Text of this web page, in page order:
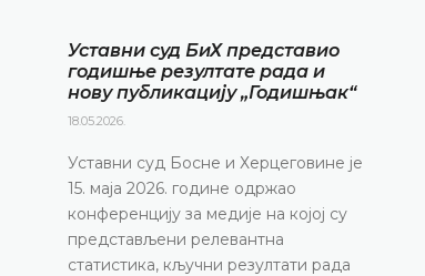
Уставни суд БиХ представио
годишње резултате рада и
нову публикацију „Годишњак“
18.05.2026.
Уставни суд Босне и Херцеговине је
15. маја 2026. године одржао
конференцију за медије на којој су
представљени релевантна
статистика, кључни резултати рада